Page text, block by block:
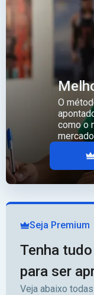
O
como o
Seja Premium
Tenha
para ser
Veja abaixo